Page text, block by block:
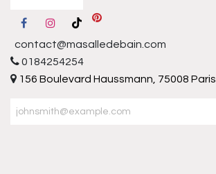
contact@masalledebain.com
0184254254
156 Boulevard Haussmann, 75008 Paris